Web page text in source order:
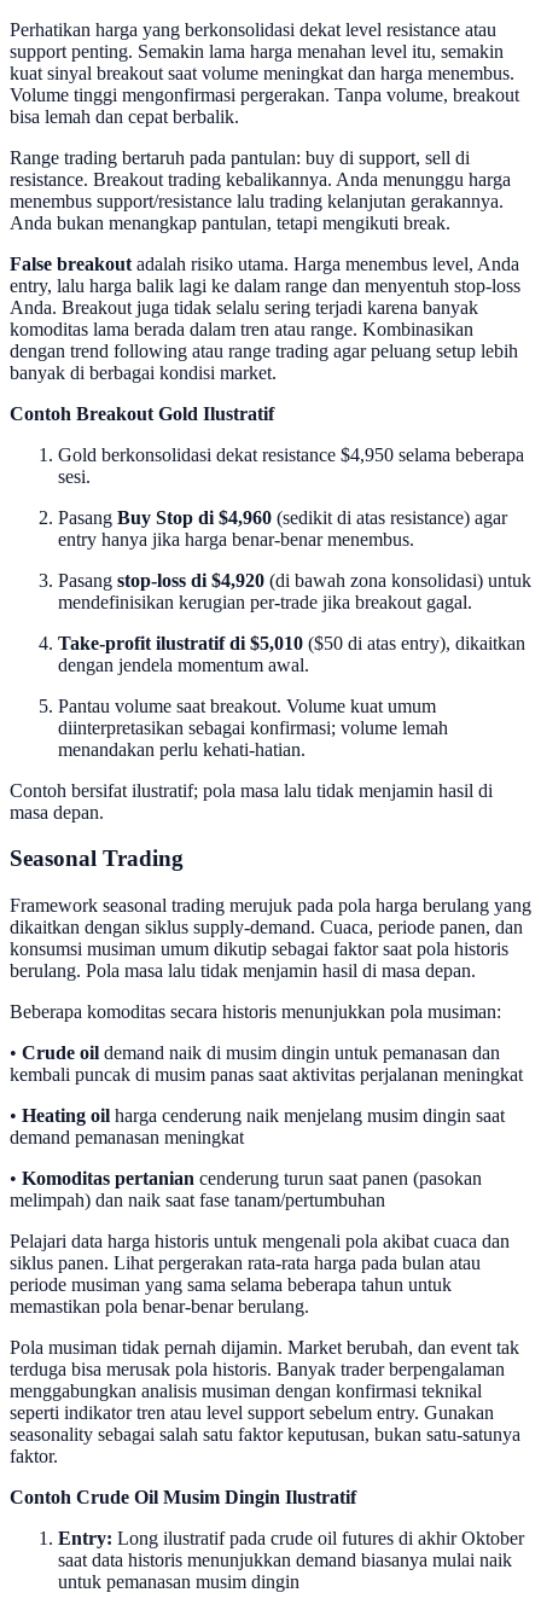
Perhatikan harga yang berkonsolidasi dekat level resistance atau
support penting. Semakin lama harga menahan level itu, semakin
kuat sinyal breakout saat volume meningkat dan harga menembus.
Volume tinggi mengonfirmasi pergerakan. Tanpa volume, breakout
bisa lemah dan cepat berbalik.
Range trading bertaruh pada pantulan: buy di support, sell di
resistance. Breakout trading kebalikannya. Anda menunggu harga
menembus support/resistance lalu trading kelanjutan gerakannya.
Anda bukan menangkap pantulan, tetapi mengikuti break.
False breakout adalah risiko utama. Harga menembus level, Anda
entry, lalu harga balik lagi ke dalam range dan menyentuh stop-loss
Anda. Breakout juga tidak selalu sering terjadi karena banyak
komoditas lama berada dalam tren atau range. Kombinasikan
dengan trend following atau range trading agar peluang setup lebih
banyak di berbagai kondisi market.
Contoh Breakout Gold Ilustratif
Gold berkonsolidasi dekat resistance $4,950 selama beberapa
sesi.
Pasang Buy Stop di $4,960 (sedikit di atas resistance) agar
entry hanya jika harga benar-benar menembus.
Pasang stop-loss di $4,920 (di bawah zona konsolidasi) untuk
mendefinisikan kerugian per-trade jika breakout gagal.
Take-profit ilustratif di $5,010 ($50 di atas entry), dikaitkan
dengan jendela momentum awal.
Pantau volume saat breakout. Volume kuat umum
diinterpretasikan sebagai konfirmasi; volume lemah
menandakan perlu kehati-hatian.
Contoh bersifat ilustratif; pola masa lalu tidak menjamin hasil di
masa depan.
Seasonal Trading
Framework seasonal trading merujuk pada pola harga berulang yang
dikaitkan dengan siklus supply-demand. Cuaca, periode panen, dan
konsumsi musiman umum dikutip sebagai faktor saat pola historis
berulang. Pola masa lalu tidak menjamin hasil di masa depan.
Beberapa komoditas secara historis menunjukkan pola musiman:
• Crude oil demand naik di musim dingin untuk pemanasan dan
kembali puncak di musim panas saat aktivitas perjalanan meningkat
• Heating oil harga cenderung naik menjelang musim dingin saat
demand pemanasan meningkat
• Komoditas pertanian cenderung turun saat panen (pasokan
melimpah) dan naik saat fase tanam/pertumbuhan
Pelajari data harga historis untuk mengenali pola akibat cuaca dan
siklus panen. Lihat pergerakan rata-rata harga pada bulan atau
periode musiman yang sama selama beberapa tahun untuk
memastikan pola benar-benar berulang.
Pola musiman tidak pernah dijamin. Market berubah, dan event tak
terduga bisa merusak pola historis. Banyak trader berpengalaman
menggabungkan analisis musiman dengan konfirmasi teknikal
seperti indikator tren atau level support sebelum entry. Gunakan
seasonality sebagai salah satu faktor keputusan, bukan satu-satunya
faktor.
Contoh Crude Oil Musim Dingin Ilustratif
Entry: Long ilustratif pada crude oil futures di akhir Oktober
saat data historis menunjukkan demand biasanya mulai naik
untuk pemanasan musim dingin